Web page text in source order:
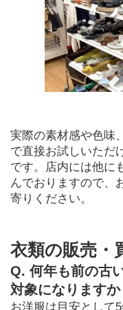
実際の素材感や色味
で直接お試しいただ
です。店内には他に
んでおりますので、
寄りください。
衣類の販売・
Q. 何年も前の古
対象になりますか
お洋服は目安として